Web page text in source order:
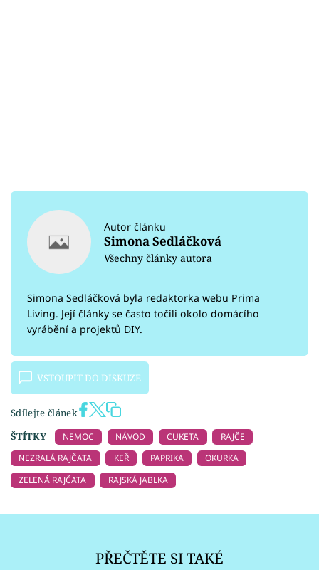
Autor článku
Simona Sedláčková
Všechny články autora
Simona Sedláčková byla redaktorka webu Prima
Living. Její články se často točili okolo domácího
vyrábění a projektů DIY.
VSTOUPIT DO DISKUZE
Sdílejte článek
ŠTÍTKY
NEMOC NÁVOD CUKETA
RAJČE
NEZRALÁ RAJČATA
KEŘ PAPRIKA
OKURKA
ZELENÁ RAJČATA
RAJSKÁ JABLKA
PŘEČTĚTE SI TAKÉ